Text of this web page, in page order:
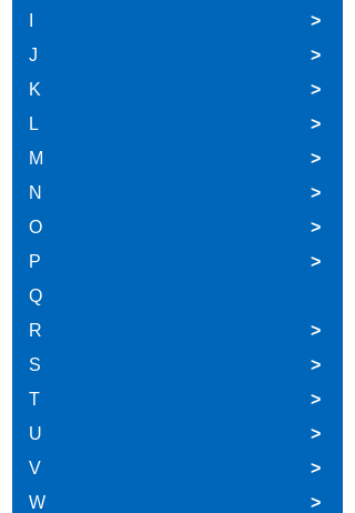
>
J
>
K
>
L
>
M
>
N
>
O
>
P
>
Q
R
>
S
>
T
>
U
>
V
>
W
>